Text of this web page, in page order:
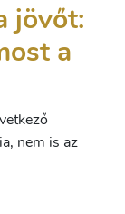
jövőt:
a
nem is az